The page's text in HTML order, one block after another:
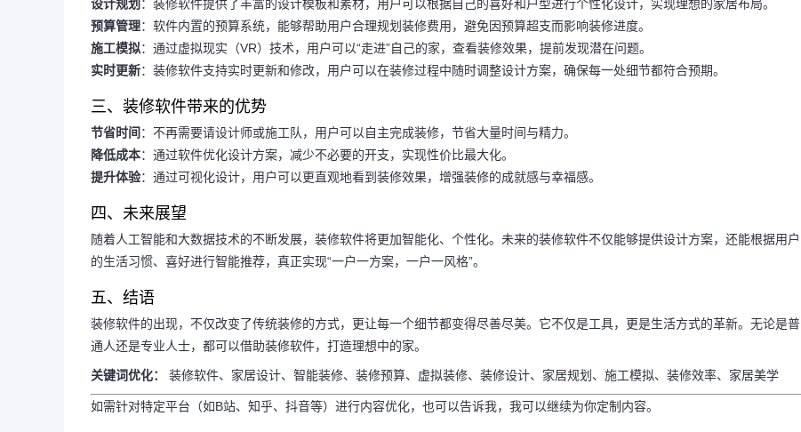
设计规划 ：装修软件提供了丰富的设计模板和素材，用户可以根据自己的喜好和户型进行个性化设计，实现理想的家居布局。
预算管理：软件内置的预算系统，能够帮助用户合理规划装修费用，避免因预算超支而影响装修进度。
施工模拟：通过虚拟现实（VR）技术，用户可以“走进”自己的家，查看装修效果，提前发现潜在问题。
实时更新：装修软件支持实时更新和修改，用户可以在装修过程中随时调整设计方案，确保每一处细节都符合预期。
三、装修软件带来的优势
节省时间 ：不再需要请设计师或施工队，用户可以自主完成装修，节省大量时间与精力。
降低成本：通过软件优化设计方案，减少不必要的开支，实现性价比最大化。
提升体验：通过可视化设计，用户可以更直观地看到装修效果，增强装修的成就感与幸福感。
四、未来展望
随着人工智能和大数据技术的不断发展，装修软件将更加智能化、个性化。未来的装修软件不仅能够提供设计方案，还能根据用户
的生活习惯、喜好进行智能推荐，真正实现“一户一方案，一户一风格”。
五、结语
装修软件的出现，不仅改变了传统装修的方式，更让每一个细节都变得尽善尽美。它不仅是工具，更是生活方式的革新。无论是普
通人还是专业人士，都可以借助装修软件，打造理想中的家。
关键词优化： 装修软件、家居设计、智能装修、装修预算、虚拟装修、装修设计、家居规划、施工模拟、装修效率、家居美学
如需针对特定平台（如B站、知乎、抖音等）进行内容优化，也可以告诉我，我可以继续为你定制内容。